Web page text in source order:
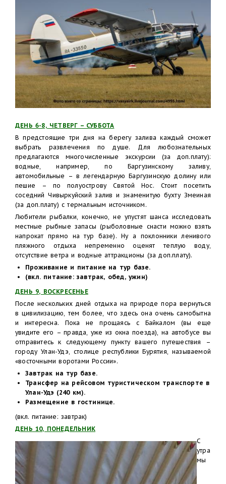
ДЕНЬ 6-8, ЧЕТВЕРГ – СУББОТА
В предстоящие три дня на берегу залива каждый сможет
выбрать развлечения по душе. Для любознательных
предлагаются многочисленные экскурсии (за доп.плату):
водные, например, по Баргузинскому заливу,
автомобильные – в легендарную Баргузинскую долину или
пешие – по полуострову Святой Нос. Стоит посетить
соседний Чивыркуйский залив и знаменитую бухту Змеиная
(за доп.плату) с термальным источником.
Любители рыбалки, конечно, не упустят шанса исследовать
местные рыбные запасы (рыболовные снасти можно взять
напрокат прямо на тур базе). Ну а поклонники ленивого
пляжного отдыха непременно оценят теплую воду,
отсутствие ветра и водные аттракционы (за доп.плату).
Проживание и питание на тур базе.
(вкл. питание: завтрак, обед, ужин)
ДЕНЬ 9, ВОСКРЕСЕНЬЕ
После нескольких дней отдыха на природе пора вернуться
в цивилизацию, тем более, что здесь она очень самобытна
и интересна. Пока не прощаясь с Байкалом (вы еще
увидите его – правда, уже из окна поезда), на автобусе вы
отправитесь к следующему пункту вашего путешествия –
городу Улан-Удэ, столице республики Бурятия, называемой
«восточными воротами России».
Завтрак на тур базе.
Трансфер на рейсовом туристическом транспорте в
Улан-Удэ (240 км).
Размещение в гостинице.
(вкл. питание: завтрак)
ДЕНЬ 10, ПОНЕДЕЛЬНИК
С
утра
мы